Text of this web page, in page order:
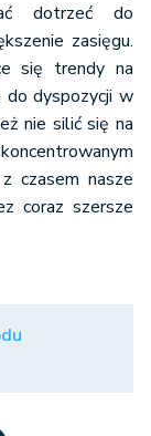
dotrzeć do
zasięgu.
się trendy na
do dyspozycji w
nie silić się na
czasem nasze
coraz szersze